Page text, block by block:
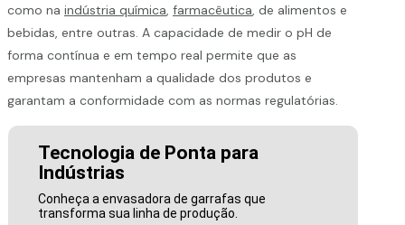
como na indústria química, farmacêutica, de alimentos e
bebidas, entre outras. A capacidade de medir o pH de
forma contínua e em tempo real permite que as
empresas mantenham a qualidade dos produtos e
garantam a conformidade com as normas regulatórias.
Tecnologia de Ponta para
Indústrias
Conheça a envasadora de garrafas que
transforma sua linha de produção.